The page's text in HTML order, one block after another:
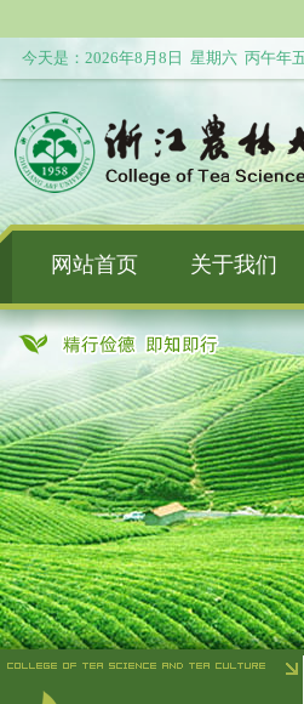
今天是： 2026年8月8日 星期六 丙午年
网站首页 关于我们